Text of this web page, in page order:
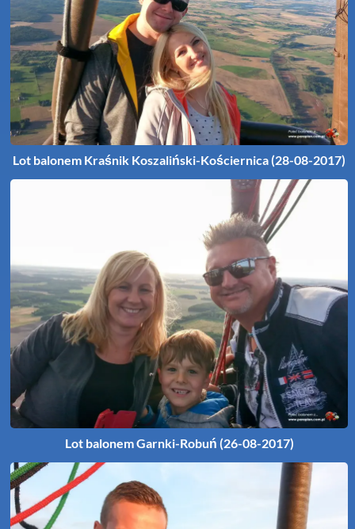
Lot balonem Kraśnik Koszaliński-Kościernica (28-08-2017)
Lot balonem Garnki-Robuń (26-08-2017)